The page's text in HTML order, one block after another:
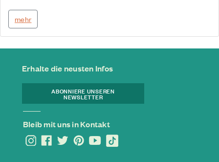
mehr
Erhalte die neusten Infos
ABONNIERE UNSEREN
NEWSLETTER
Bleib mit uns in Kontakt